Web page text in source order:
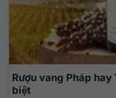
Rượu vang Pháp hay
biệt